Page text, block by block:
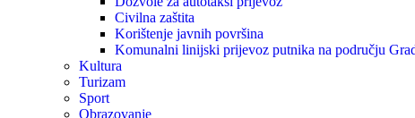
Civilna zaštita
Korištenje javnih površina
Komunalni linijski prijevoz putnika na području
Kultura
Turizam
Sport
Obrazovanje